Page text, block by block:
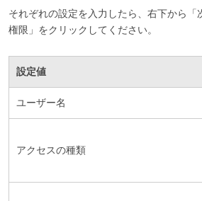
それぞれの設定を入力したら、右下から「
権限」をクリックしてください。
設定値
ユーザー名
アクセスの種類